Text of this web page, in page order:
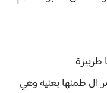
طمنها بعنيه وهي